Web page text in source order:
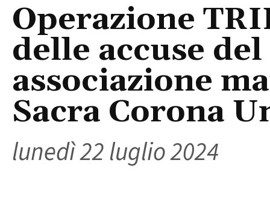
Operazione
delle accuse
associazione
Sacra Corona
lunedì 22 luglio 2024